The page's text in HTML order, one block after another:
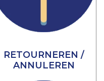
RETOURNEREN /
ANNULEREN